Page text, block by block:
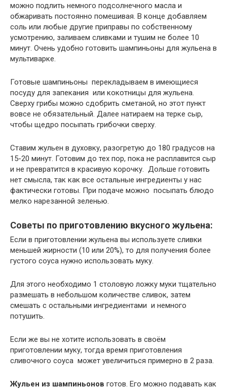
можно подлить немного подсолнечного масла и
обжаривать постоянно помешивая. В конце добавляем
соль или любые другие приправы по собственному
усмотрению, заливаем сливками и тушим не более 10
минут. Очень удобно готовить шампиньоны для жульена в
мультиварке.
Готовые шампиньоны перекладываем в имеющиеся
посуду для запекания или кокотницы для жульена.
Сверху грибы можно сдобрить сметаной, но этот пункт
вовсе не обязательный. Далее натираем на терке сыр,
чтобы щедро посыпать грибочки сверху.
Ставим жульен в духовку, разогретую до 180 градусов на
15-20 минут. Готовим до тех пор, пока не расплавится сыр
и не превратится в красивую корочку. Дольше готовить
нет смысла, так как все остальные ингредиенты у нас
фактически готовы. При подаче можно посыпать блюдо
мелко нарезанной зеленью.
Советы по приготовлению вкусного жульена:
Если в приготовлении жульена вы используете сливки
меньшей жирности (10 или 20%), то для получения более
густого соуса нужно использовать муку.
Для этого необходимо 1 столовую ложку муки тщательно
размешать в небольшом количестве сливок, затем
смешать с остальными ингредиентами и немного
потушить.
Если же вы не хотите использовать в своём
приготовлении муку, тогда время приготовления
сливочного соуса может увеличиться примерно в 2 раза.
Жульен из шампиньонов готов. Его можно подавать как